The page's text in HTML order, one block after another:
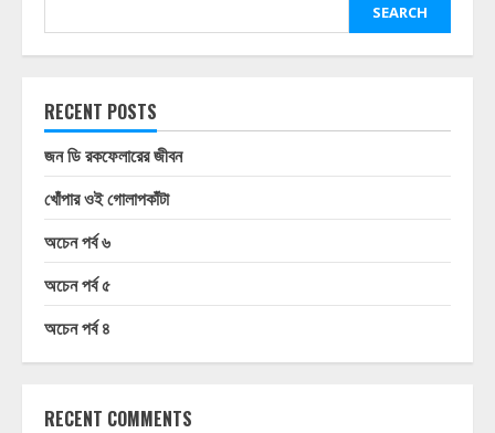
SEARCH
RECENT POSTS
জন ডি রকফেলারের জীবন
খোঁপার ওই গোলাপকাঁটা
অচেন পর্ব ৬
অচেন পর্ব ৫
অচেন পর্ব ৪
RECENT COMMENTS